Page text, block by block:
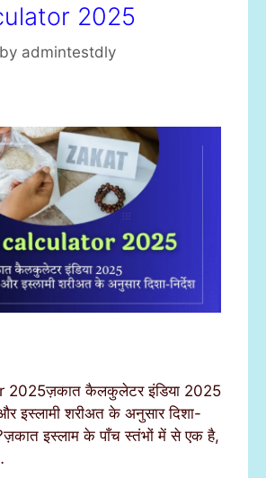
2025
by admintestdly
2025ज़कात कैलकुलेटर इंडिया 2025
इस्लामी शरीअत के अनुसार दिशा-
इस्लाम के पाँच स्तंभों में से एक है,